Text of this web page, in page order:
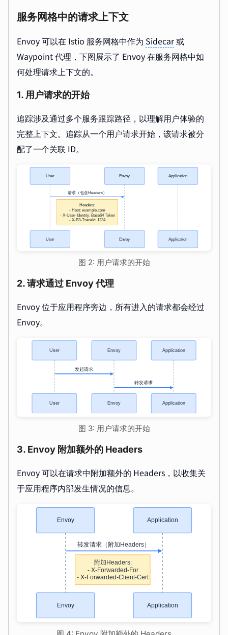
服务网格中的请求上下文
Envoy 可以在 Istio 服务网格中作为 Sidecar或
Waypoint 代理，下图展示了 Envoy 在服务网格中如
何处理请求上下文的。
1. 用户请求的开始
追踪涉及通过多个服务跟踪路径，以理解用户体验的
完整上下文。追踪从一个用户请求开始，该请求被分
配了一个关联 ID。
图 2: 用户请求的开始
2. 请求通过 Envoy 代理
Envoy 位于应用程序旁边，所有进入的请求都会经过
Envoy。
图 3: 用户请求的开始
3. Envoy 附加额外的 Headers
Envoy 可以在请求中附加额外的 Headers，以收集关
于应用程序内部发生情况的信息。